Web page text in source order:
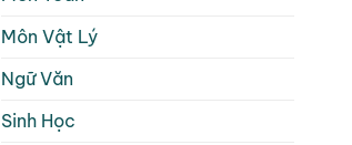
Môn Vật Lý
Ngữ Văn
Sinh Học